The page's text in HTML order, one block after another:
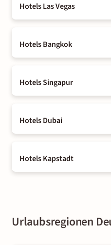
Hotels Las Vegas
Hotels Bangkok
Hotels Singapur
Hotels Dubai
Hotels Kapstadt
Urlaubsregionen